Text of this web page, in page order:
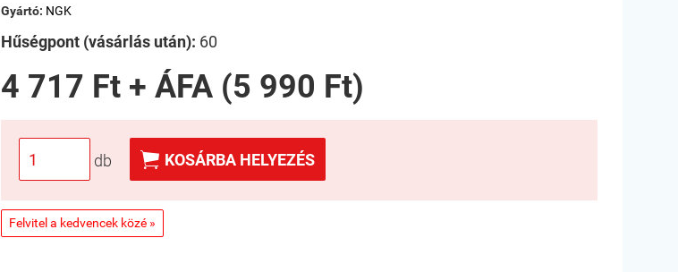
Gyártó: NGK
Hűségpont (vásárlás után): 60
4 717 Ft + ÁFA (5 990 Ft)
db  KOSÁRBA HELYEZÉS
Felvitel a kedvencek közé »